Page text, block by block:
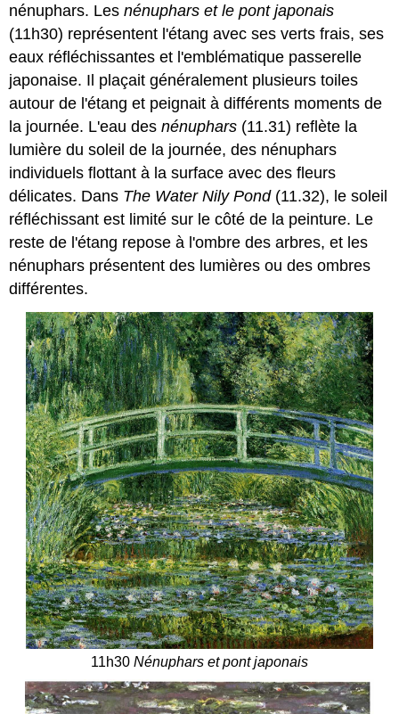
nénuphars. Lesnénuphars et le pont japonais
(11h30) représentent l'étang avec ses verts frais, ses
eaux réfléchissantes et l'emblématique passerelle
japonaise. Il plaçait généralement plusieurs toiles
autour de l'étang et peignait à différents moments de
la journée. L'eau desnénuphars (11.31) reflète la
lumière du soleil de la journée, des nénuphars
individuels flottant à la surface avec des fleurs
délicates. Dans The Water Nily Pond(11.32), le soleil
réfléchissant est limité sur le côté de la peinture. Le
reste de l'étang repose à l'ombre des arbres, et les
nénuphars présentent des lumières ou des ombres
différentes.
11h30 Nénuphars et pont japonais